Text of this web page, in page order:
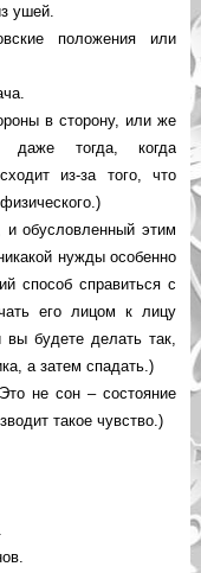
ушей.
положения или
в сторону, или же
даже тогда, когда
из-за того, что
обусловленный этим
нужды особенно
способ справиться с
его лицом к лицу
будете делать так,
а затем спадать.)
не сон – состояние
такое чувство.)